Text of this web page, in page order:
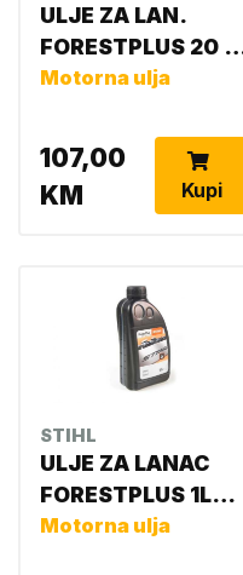
ULJE ZA LAN.
FORESTPLUS 20 L
0781 516 6006
Motorna ulja
107,00
KM
Kupi
STIHL
ULJE ZA LANAC
FORESTPLUS 1L
0781 516 6001
Motorna ulja